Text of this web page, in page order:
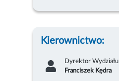
Kierownictwo:
Dyrektor Wydziału
Franciszek Kędra